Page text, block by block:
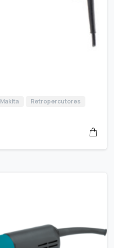
Makita
Retropercutores